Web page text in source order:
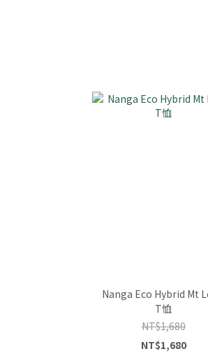
Nanga Eco Hybrid Mt
T恤
NT$1,680
NT$1,680